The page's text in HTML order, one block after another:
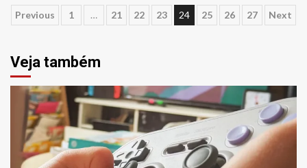
Paginação
posts
Previous 1 … 21 22 23 24 25 26 27 Next
Veja também